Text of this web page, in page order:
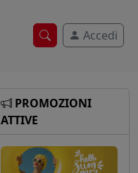
Ricerca veloce
Accedi
PROMOZIONI
ATTIVE